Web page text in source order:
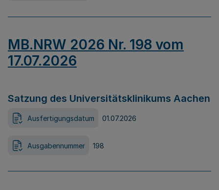
MB.NRW 2026 Nr. 198 vom
17.07.2026
Satzung des Universitätsklinikums Aachen
Ausfertigungsdatum 01.07.2026
Ausgabennummer 198